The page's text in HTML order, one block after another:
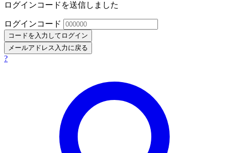
ログインコードを送信しました
ログインコード
コードを入力してログイン
メールアドレス入力に戻る
?